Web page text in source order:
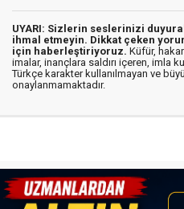
UYARI: Sizlerin seslerinizi
ihmal etmeyin. Dikkat çeken
için haberleştiriyoruz. Küfür,
imalar, inançlara saldırı içeren, imla
Türkçe karakter kullanılmayan ve
onaylanmamaktadır.